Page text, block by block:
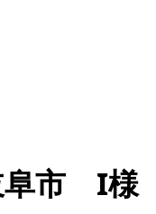
阜市 I様